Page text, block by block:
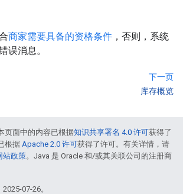
商家需要具备的资格条件 ，否则，系统
误消息。
下一页
库存概览
页面中的内容已根据知识共享署名 4.0 许可获得了
根据 Apache 2.0 许可获得了许可。有关详情，请
站政策。Java 是 Oracle 和/或其关联公司的注册商
07-26。